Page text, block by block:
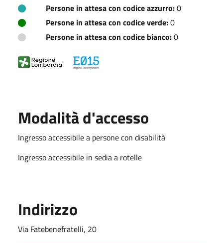
Persone in attesa con codice azzurro:0
Persone in attesa con codice verde:0
Persone in attesa con codice bianco:0
Modalità d'accesso
Ingresso accessibile a persone con disabilità
Ingresso accessibile in sedia a rotelle
Indirizzo
Via Fatebenefratelli, 20